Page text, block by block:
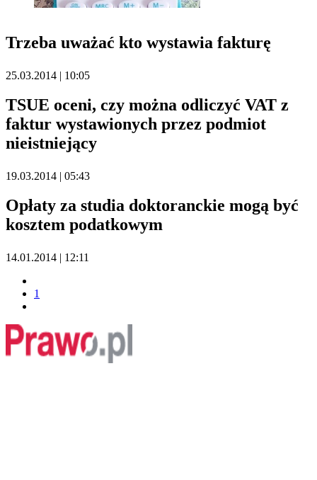
Trzeba uważać kto wystawia fakturę
25.03.2014 | 10:05
TSUE oceni, czy można odliczyć VAT z
faktur wystawionych przez podmiot
nieistniejący
19.03.2014 | 05:43
Opłaty za studia doktoranckie mogą być
kosztem podatkowym
14.01.2014 | 12:11
1